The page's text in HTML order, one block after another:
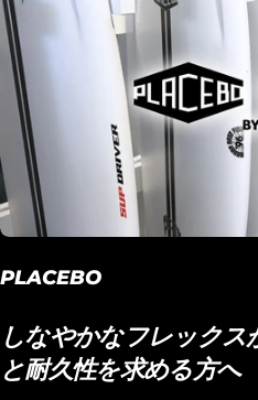
PLACEBO
しなやかなフレック
と耐久性を求める方へ